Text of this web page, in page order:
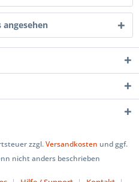
angesehen
zzgl.Versandkosten und ggf.
nicht anders beschrieben